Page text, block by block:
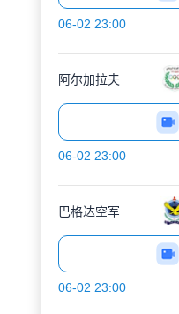
06-02 23:00
阿尔加拉夫
06-02 23:00
巴格达空军
06-02 23:00